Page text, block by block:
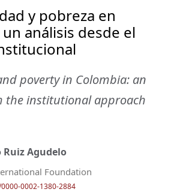
y pobreza en
análisis desde el
poverty in Colombia: an
the institutional approach
Ruiz Agudelo
Foundation
0002-1380-2884